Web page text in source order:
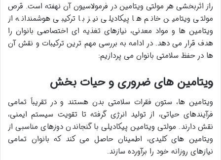
راز اثربخشی هر مولتی ویتامین در فرمولاسیون آن نهفته است. قرص
مولتی ویتامین خانم ها پیکادیلی نیز با ترکیبی هوشمندانه از
ویتامین ها و مواد معدنی، نیازهای تغذیه ای اختصاصی بانوان را
هدف قرار می دهد. در ادامه به بررسی مهم ترین ترکیبات و نقش آن
ها در حفظ سلامتی بانوان می پردازیم:
ویتامین های ضروری و حیات بخش
ویتامین ها، ستون فقرات سلامتی بدن هستند و در تقریباً تمامی
فرآیندهای حیاتی، از تولید انرژی گرفته تا تقویت سیستم ایمنی،
نقش دارند. مولتی ویتامین پیکادیلی با گنجاندن دوزهای مناسبی از
ویتامین های کلیدی، اطمینان حاصل می کند که بانوان تمامی
نیازهای روزانه خود را برآورده سازند.